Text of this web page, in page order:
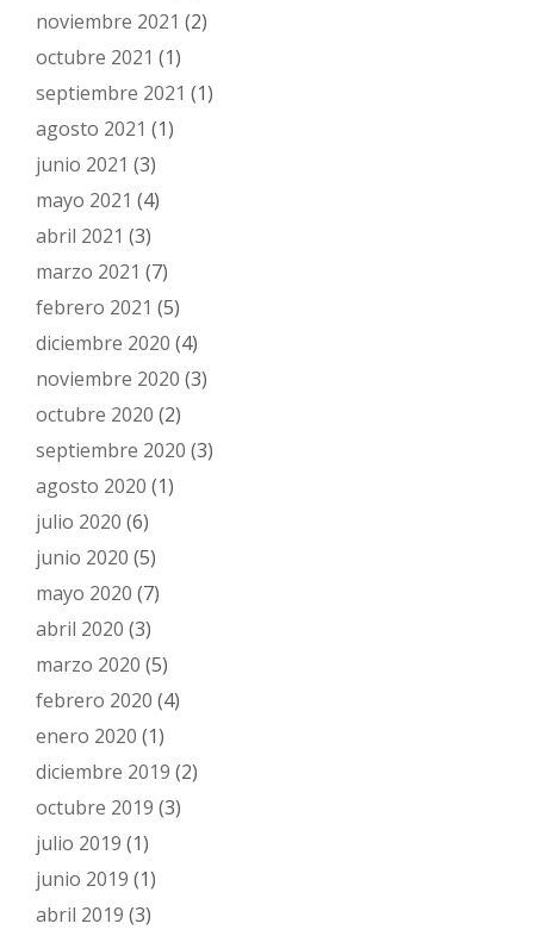
noviembre 2021 (2)
octubre 2021 (1)
septiembre 2021 (1)
agosto 2021 (1)
junio 2021 (3)
mayo 2021 (4)
abril 2021 (3)
marzo 2021 (7)
febrero 2021 (5)
diciembre 2020 (4)
noviembre 2020 (3)
octubre 2020 (2)
septiembre 2020 (3)
agosto 2020 (1)
julio 2020 (6)
junio 2020 (5)
mayo 2020 (7)
abril 2020 (3)
marzo 2020 (5)
febrero 2020 (4)
enero 2020 (1)
diciembre 2019 (2)
octubre 2019 (3)
julio 2019 (1)
junio 2019 (1)
abril 2019 (3)